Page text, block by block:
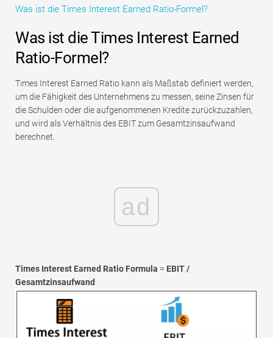
Tutorials zur Finanzmodellierung
Vollständige Form
Risikomanagement-Tutorials
Was ist die Times Interest Earned Ratio-Formel?
Was ist die Times Interest Earned
Ratio-Formel?
Times Interest Earned Ratio kann als Maßstab definiert werden,
um die Fähigkeit des Unternehmens zu messen, seine Zinsen für
die Schulden oder die aufgenommenen Kredite zurückzuzahlen,
und wird als Verhältnis des EBIT zum Gesamtzinsaufwand
berechnet.
ad
Times Interest Earned Ratio Formula = EBIT /
Gesamtzinsaufwand